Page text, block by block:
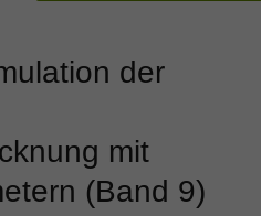
der
mit
(Band 9)